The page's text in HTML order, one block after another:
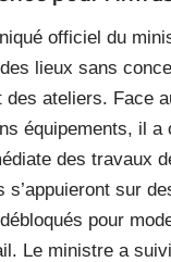
officiel du
lieux sans
des ateliers. Face
équipements, il a
des travaux
s’appuieront sur
pour
Le ministre a